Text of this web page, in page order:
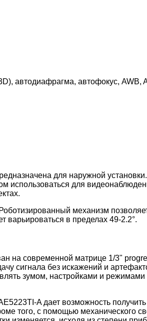
автодиафрагма, автофокус, AWB,
для наружной
использоваться для
механизм
варьироваться в пределах 49-2.2°.
на современной матрице 1/3"
сигнала без искажений и
зумом, настройками и
A дает возможность
того, с помощью механического